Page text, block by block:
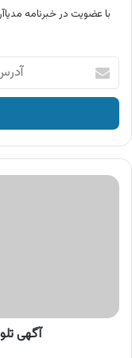
با عضویت در خبرنامه
آدرس
ایمیل
خود
وارد
کنید
آگهی
آگهی